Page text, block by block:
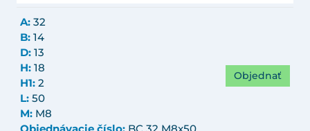
A: 32
B: 14
D: 13
H: 18
H1: 2
L: 50
M: M8
Objednať